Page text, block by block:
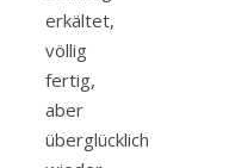
erkältet,
völlig
fertig,
aber
überglücklich